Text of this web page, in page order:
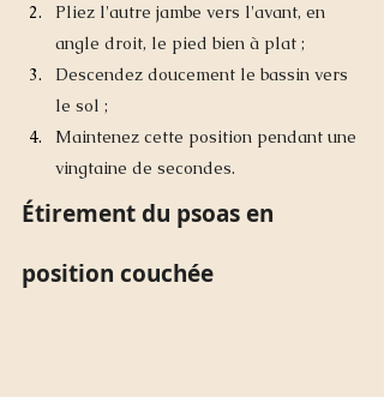
Pliez l'autre jambe vers l'avant, en
angle droit, le pied bien à plat ;
Descendez doucement le bassin vers
le sol ;
Maintenez cette position pendant une
vingtaine de secondes.
Étirement du psoas en
position couchée